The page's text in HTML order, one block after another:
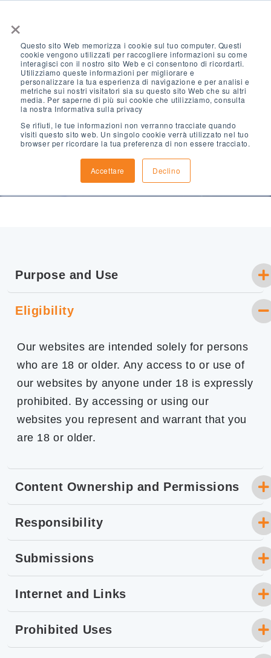
×
Questo sito Web memorizza i cookie sul tuo computer. Questi
cookie vengono utilizzati per raccogliere informazioni su come
interagisci con il nostro sito Web e ci consentono di ricordarti.
Utilizziamo queste informazioni per migliorare e
personalizzare la tua esperienza di navigazione e per analisi e
metriche sui nostri visitatori sia su questo sito Web che su altri
media. Per saperne di più sui cookie che utilizziamo, consulta
la nostra Informativa sulla privacy
Se rifiuti, le tue informazioni non verranno tracciate quando
visiti questo sito web. Un singolo cookie verrà utilizzato nel tuo
browser per ricordare la tua preferenza di non essere tracciato.
Accettare Declino
Termini di utilizzo
Purpose and Use
Eligibility
Our websites are intended solely for persons
who are 18 or older. Any access to or use of
our websites by anyone under 18 is expressly
prohibited. By accessing or using our
websites you represent and warrant that you
are 18 or older.
Content Ownership and Permissions
Responsibility
Submissions
Internet and Links
Prohibited Uses